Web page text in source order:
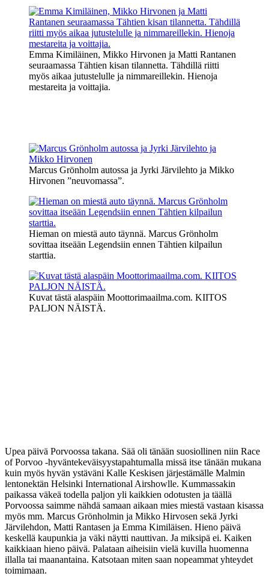
Emma Kimiläinen, Mikko Hirvonen ja Matti Rantanen
seuraamassa Tähtien kisan tilannetta. Tähdillä riitti
myös aikaa jutustelulle ja nimmareillekin. Hienoja
mestareita ja voittajia.
Marcus Grönholm autossa ja Jyrki Järvilehto ja Mikko
Hirvonen ”neuvomassa”.
Hieman on miestä auto täynnä. Marcus Grönholm
sovittaa itseään Legendsiin ennen Tähtien kilpailun
starttia.
Kuvat tästä alaspäin Moottorimaailma.com. KIITOS
PALJON NÄISTÄ.
Upea päivä Porvoossa takana. Sää oli tänään suosiollinen niin Race
of Porvoo -hyväntekeväisyystapahtumalla missä itse tänään mukana
kuin myös hyvän ystäväni Kalle Keskisen järjestämälle Malmin
lentonektän Helsinki International Airshowlle. Kummassakin
paikassa väkeä todella paljon yli kaikkien odotusten ja täällä
Porvoossa saimme nähdä samaan aikaan mies miestä vastaan kisassa
myös mm. Marcus Grönholmin ja Mikko Hirvosen sekä Jyrki
Järvilehdon, Matti Rantasen ja Emma Kimiläisen. Hieno päivä
keskellä kaupunkia ja väki näytti nauttivan. Ja miksipä ei. Kaiken
kaikkiaan hieno päivä. Palataan aiheisiin vielä kuvilla huomenna
illalla tai maanantaina. Katsotaan miten saan nopeammat yhteydet
toimimaan.